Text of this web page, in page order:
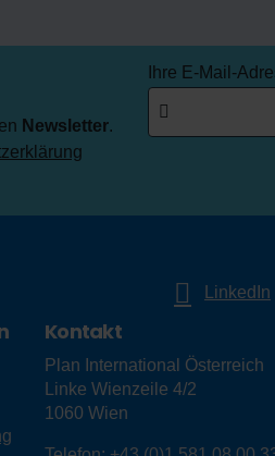
Newsletter.
Ihre E-Mail-
LinkedIn
Kontakt
Plan International Österreich
Linke Wienzeile 4/2
1060 Wien